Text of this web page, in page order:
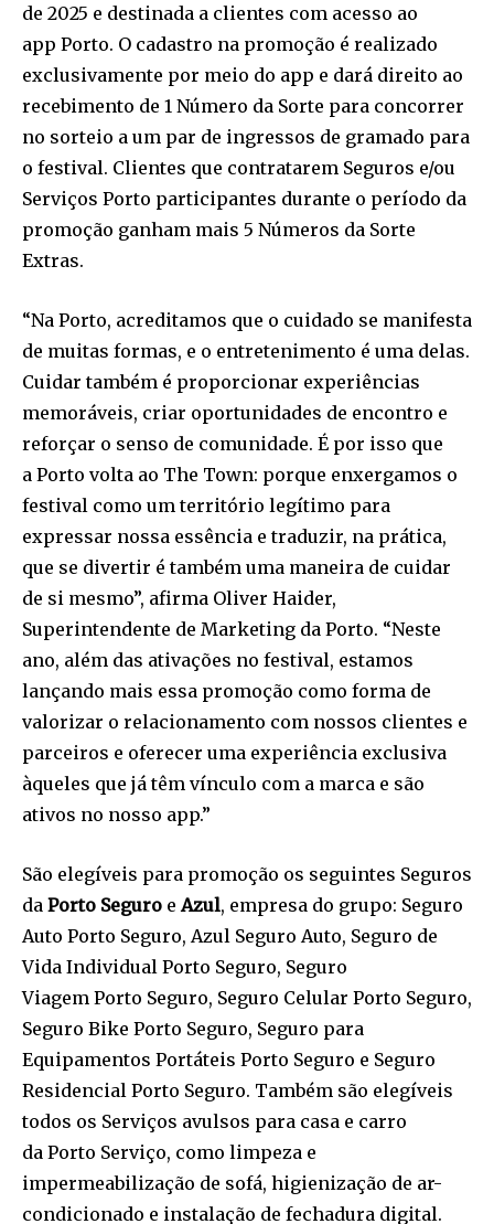
de 2025 e destinada a clientes com acesso ao
app Porto. O cadastro na promoção é realizado
exclusivamente por meio do app e dará direito ao
recebimento de 1 Número da Sorte para concorrer
no sorteio a um par de ingressos de gramado para
o festival. Clientes que contratarem Seguros e/ou
Serviços Porto participantes durante o período da
promoção ganham mais 5 Números da Sorte
Extras.
“Na Porto, acreditamos que o cuidado se manifesta
de muitas formas, e o entretenimento é uma delas.
Cuidar também é proporcionar experiências
memoráveis, criar oportunidades de encontro e
reforçar o senso de comunidade. É por isso que
a Porto volta ao The Town: porque enxergamos o
festival como um território legítimo para
expressar nossa essência e traduzir, na prática,
que se divertir é também uma maneira de cuidar
de si mesmo”, afirma Oliver Haider,
Superintendente de Marketing da Porto. “Neste
ano, além das ativações no festival, estamos
lançando mais essa promoção como forma de
valorizar o relacionamento com nossos clientes e
parceiros e oferecer uma experiência exclusiva
àqueles que já têm vínculo com a marca e são
ativos no nosso app.”
São elegíveis para promoção os seguintes Seguros
da Porto Seguro eAzul, empresa do grupo: Seguro
Auto Porto Seguro, Azul Seguro Auto, Seguro de
Vida Individual Porto Seguro, Seguro
Viagem Porto Seguro, Seguro Celular Porto Seguro,
Seguro Bike Porto Seguro, Seguro para
Equipamentos Portáteis Porto Seguro e Seguro
Residencial Porto Seguro. Também são elegíveis
todos os Serviços avulsos para casa e carro
da Porto Serviço, como limpeza e
impermeabilização de sofá, higienização de ar-
condicionado e instalação de fechadura digital.